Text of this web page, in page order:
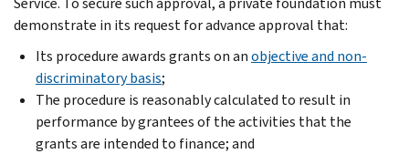
demonstrate in its request for advance approval that:
Its procedure awards grants on anobjective and non-
discriminatory basis;
The procedure is reasonably calculated to result in
performance by grantees of the activities that the
grants are intended to finance; and